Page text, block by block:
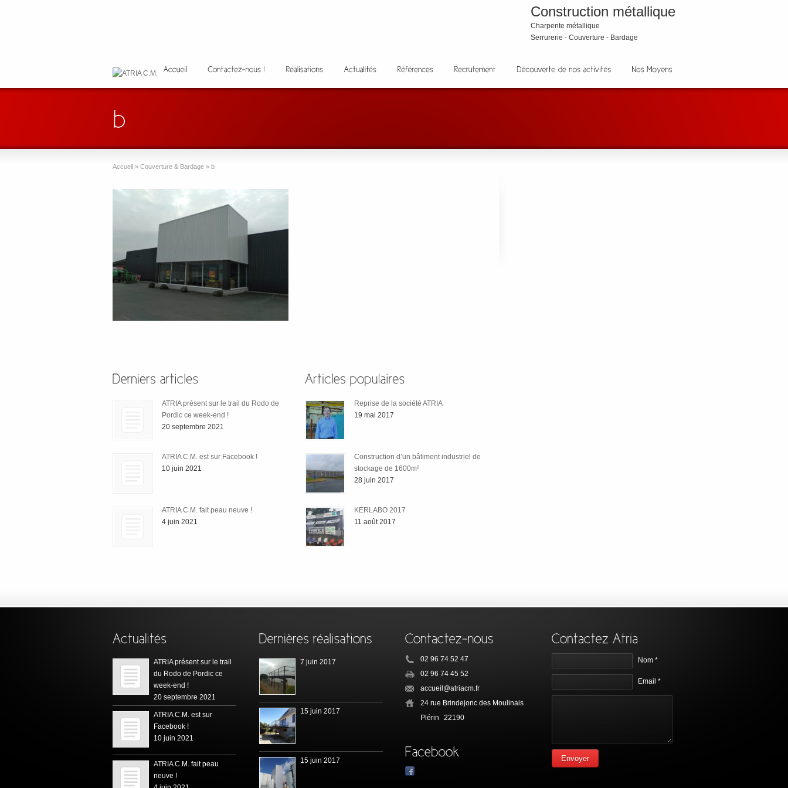
Construction métallique
Charpente métallique
Serrurerie - Couverture - Bardage
Accueil » Couverture & Bardage » b
ATRIA présent sur le trail du Rodo de
Pordic ce week-end !
20 septembre 2021
ATRIA C.M. est sur Facebook !
10 juin 2021
ATRIA C.M. fait peau neuve !
4 juin 2021
Reprise de la société ATRIA
19 mai 2017
Construction d’un bâtiment industriel de
stockage de 1600m²
28 juin 2017
KERLABO 2017
11 août 2017
ATRIA présent sur le trail
du Rodo de Pordic ce
week-end !
20 septembre 2021
ATRIA C.M. est sur
Facebook !
10 juin 2021
ATRIA C.M. fait peau
neuve !
7 juin 2017
15 juin 2017
15 juin 2017
02 96 74 52 47
02 96 74 45 52
accueil@atriacm.fr
24 rue Brindejonc des Moulinais
Plérin
22190
Nom *
Email *
Envoyer